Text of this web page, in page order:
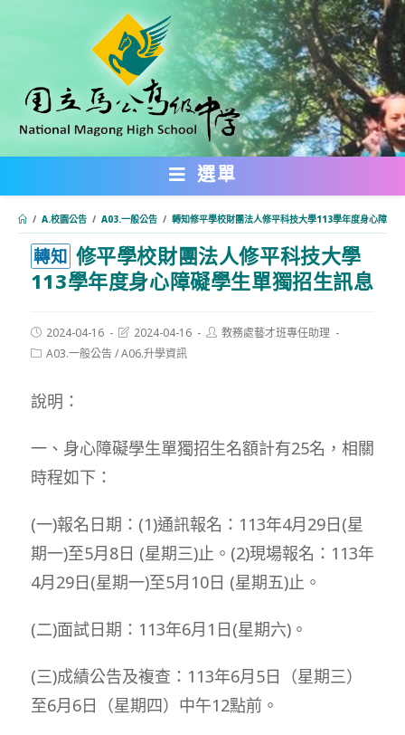
內
選單
/ A.校園公告 / A03.一般公告 / 轉知修平學校財團法人修平科技大學113學年度身心障礙
轉知 修平學校財團法人修平科技大學
113學年度身心障礙學生單獨招生訊息
Post
published:
2024-04-16
Post
modified:
2024-04-16
Post教務處藝才班專任助理
PostA03.一般公告/A06.升學資訊
說明：
一、身心障礙學生單獨招生名額計有25名，相關
時程如下：
(一)報名日期：(1)通訊報名：113年4月29日(星
期一)至5月8日 (星期三)止。(2)現場報名：113年
4月29日(星期一)至5月10日 (星期五)止。
(二)面試日期：113年6月1日(星期六)。
(三)成績公告及複查：113年6月5日（星期三）
至6月6日（星期四）中午12點前。